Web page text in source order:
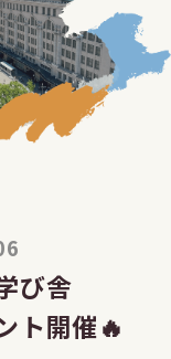
び舎
ト開催🔥